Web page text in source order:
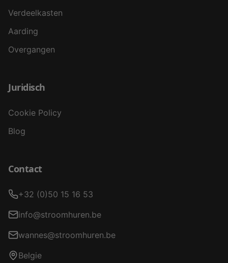
Verdeelkasten
Aarding
Overgangen
Juridisch
Cookie Policy
Blog
Contact
+32 (0)50 15 16 53
info@stroomhuren.be
wannes@stroomhuren.be
Belgie